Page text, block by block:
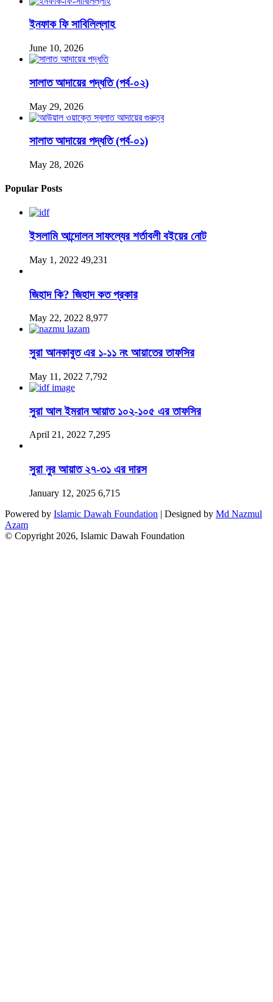
ইনফাক ফি সাবিলিল্লাহ
June 10, 2026
সালাত আদায়ের পদ্ধতি (পর্ব-০২)
May 29, 2026
সালাত আদায়ের পদ্ধতি (পর্ব-০১)
May 28, 2026
Popular Posts
ইসলামি আন্দোলন সাফল্যের শর্তাবলী বইয়ের নোট
May 1, 2022 49,231
জিহাদ কি? জিহাদ কত প্রকার
May 22, 2022 8,977
সুরা আনকাবুত এর ১-১১ নং আয়াতের তাফসির
May 11, 2022 7,792
সুরা আল ইমরান আয়াত ১০২-১০৫ এর তাফসির
April 21, 2022 7,295
সুরা নুর আয়াত ২৭-৩১ এর দারস
January 12, 2025 6,715
Powered by Islamic Dawah Foundation | Designed by Md Nazmul
Azam
© Copyright 2026, Islamic Dawah Foundation